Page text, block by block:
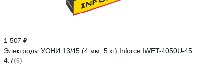
1 507 ₽
Электроды УОНИ 13/45 (4 мм; 5 кг) Inforce IWET-4050U-45
4.7(6)